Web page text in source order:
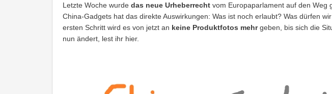
Letzte Woche wurde das neue Urheberrecht vom Europaparlament auf den Weg
China-Gadgets hat das direkte Auswirkungen: Was ist noch erlaubt? Was dürfen
ersten Schritt wird es von jetzt an keine Produktfotos mehrgeben, bis sich die
nun ändert, lest ihr hier.